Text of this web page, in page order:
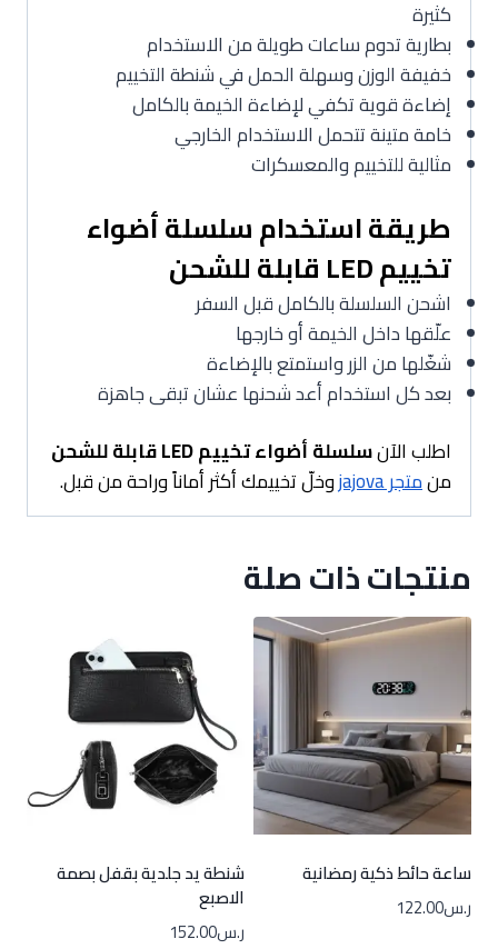
كثيرة
بطارية تدوم ساعات طويلة من الاستخدام
خفيفة الوزن وسهلة الحمل في شنطة التخييم
إضاءة قوية تكفي لإضاءة الخيمة بالكامل
خامة متينة تتحمل الاستخدام الخارجي
مثالية للتخييم والمعسكرات
طريقة استخدام سلسلة أضواء
تخييم LED قابلة للشحن
اشحن السلسلة بالكامل قبل السفر
علّقها داخل الخيمة أو خارجها
شغّلها من الزر واستمتع بالإضاءة
بعد كل استخدام أعد شحنها عشان تبقى جاهزة
اطلب الآنسلسلة أضواء تخييم LED قابلة للشحن
منمتجر jajova وخلّ تخييمك أكثر أماناً وراحة من قبل.
منتجات ذات صلة
ساعة حائط ذكية رمضانية
ر.س122.00
شنطة يد جلدية بقفل بصمة
الاصبع
ر.س152.00